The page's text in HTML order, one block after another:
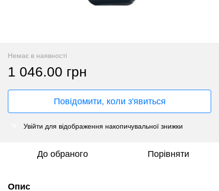
Немає в наявності
1 046.00 грн
Повідомити, коли з'явиться
Увійти для відображення накопичувальної знижки
До обраного Порівняти
Опис